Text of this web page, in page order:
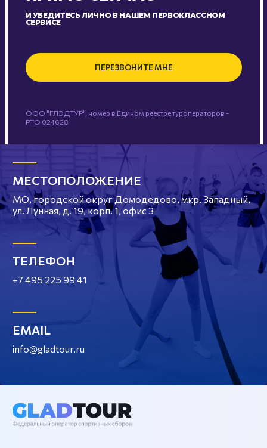
И УБЕДИТЕСЬ ЛИЧНО В НАШЕМ ПЕРВОКЛАССНОМ
СЕРВИСЕ
ПЕРЕЗВОНИТЕ МНЕ
ООО "ГЛЭДТУР", номер в Едином реестре туроператоров -
РТО 024628
МЕСТОПОЛОЖЕНИЕ
МО, городской округ Домодедово, мкр. Западный,
ул. Лунная, д. 19, корп. 1, офис 3
ТЕЛЕФОН
+7 495 225 99 41
EMAIL
info@gladtour.ru